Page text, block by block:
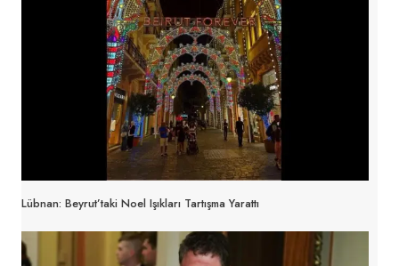
Lübnan: Beyrut’taki Noel Işıkları Tartışma Yarattı